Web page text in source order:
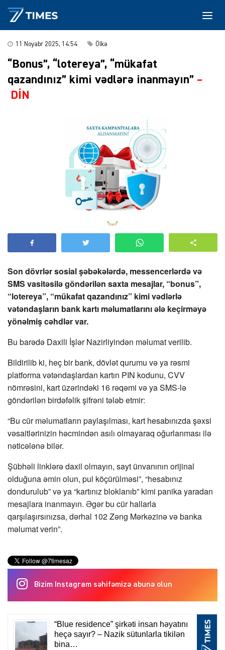
11 Noyabr 2025, 14:54 Ölkə
“Bonus”, “lotereya”, “mükafat
qazandınız” kimi vədlərə inanmayın” –
DİN
Son dövrlər sosial şəbəkələrdə, messencerlərdə və
SMS vasitəsilə göndərilən saxta mesajlar, “bonus”,
“lotereya”, “mükafat qazandınız” kimi vədlərlə
vətəndaşların bank kartı məlumatlarını ələ keçirməyə
yönəlmiş cəhdlər var.
Bu barədə Daxili İşlər Nazirliyindən məlumat verilib.
Bildirilib ki, heç bir bank, dövlət qurumu və ya rəsmi
platforma vətəndaşlardan kartın PIN kodunu, CVV
nömrəsini, kart üzərindəki 16 rəqəmi və ya SMS-lə
göndərilən birdəfəlik şifrəni tələb etmir:
“Bu cür məlumatların paylaşılması, kart hesabınızda şəxsi
vəsaitlərinizin həcmindən asılı olmayaraq oğurlanması ilə
nəticələnə bilər.
Şübhəli linklərə daxil olmayın, sayt ünvanının orijinal
olduğuna əmin olun, pul köçürülməsi”, “hesabınız
dondurulub” və ya “kartınız bloklanıb” kimi panika yaradan
mesajlara inanmayın. Əgər bu cür hallarla
qarşılaşırsınızsa, dərhal 102 Zəng Mərkəzinə və banka
məlumat verin”.
Bizim Instagram səhifəmizə abunə olun